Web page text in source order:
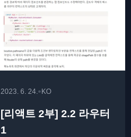
2023. 6. 24.• KO
[리액트 2부] 2.2 라우터
1